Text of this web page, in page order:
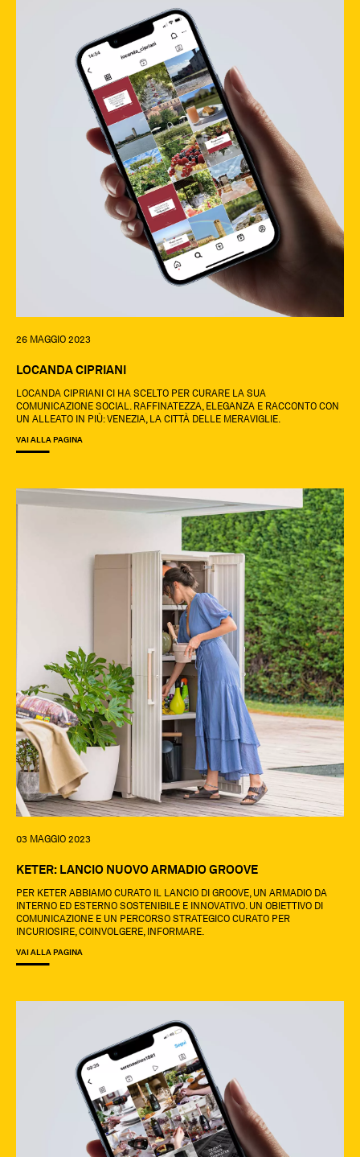
26 MAGGIO 2023
LOCANDA CIPRIANI
LOCANDA CIPRIANI CI HA SCELTO PER CURARE LA SUA
COMUNICAZIONE SOCIAL. RAFFINATEZZA, ELEGANZA E RACCONTO CON
UN ALLEATO IN PIÙ: VENEZIA, LA CITTÀ DELLE MERAVIGLIE.
VAI ALLA PAGINA
03 MAGGIO 2023
KETER: LANCIO NUOVO ARMADIO GROOVE
PER KETER ABBIAMO CURATO IL LANCIO DI GROOVE, UN ARMADIO DA
INTERNO ED ESTERNO SOSTENIBILE E INNOVATIVO. UN OBIETTIVO DI
COMUNICAZIONE E UN PERCORSO STRATEGICO CURATO PER
INCURIOSIRE, COINVOLGERE, INFORMARE.
VAI ALLA PAGINA